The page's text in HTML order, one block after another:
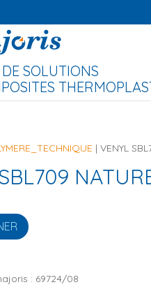
SOLUTIONS
| VENYL
: 69724/08